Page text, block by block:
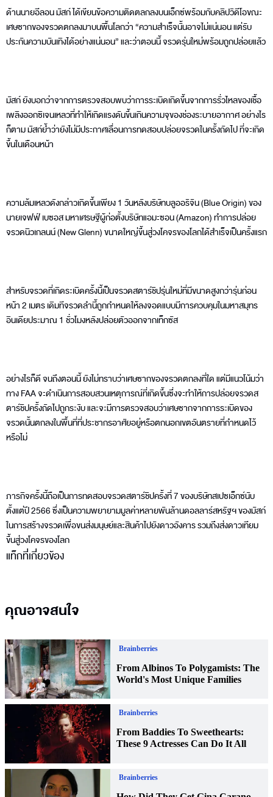
ด้านนายอีลอน มัสก์ ได้เขียนข้อความติดตลกลงบนเอ็กซ์พร้อมกับคลิปวิดีโอขณะ
เศษซากของจรวดตกลงมาบนพื้นโลกว่า “ความสำเร็จนั้นอาจไม่แน่นอน แต่รับ
ประกันความบันเทิงได้อย่างแน่นอน” และว่าตอนนี้ จรวดรุ่นใหม่พร้อมถูกปล่อยแล้ว
มัสก์ ยังบอกว่าจากการตรวจสอบพบว่าการระเบิดเกิดขึ้นจากการรั่วไหลของเชื้อ
เพลิงออกซิเจนเหลวที่ทำให้เกิดแรงดันขึ้นเกินความจุของช่องระบายอากาศ อย่างไร
ก็ตาม มัสก์ย้ำว่ายังไม่มีประกาศเลื่อนการทดสอบปล่อยจรวดในครั้งถัดไป ที่จะเกิด
ขึ้นในเดือนหน้า
ความล้มเหลวดังกล่าวเกิดขึ้นเพียง 1 วันหลังบริษัทบลูออริจิน (Blue Origin) ของ
นายเจฟฟ์ เบซอส มหาเศรษฐีผู้ก่อตั้งบริษัทแอมะซอน (Amazon) ทำการปล่อย
จรวดนิวเกลนน์ (New Glenn) ขนาดใหญ่ขึ้นสู่วงโคจรของโลกได้สำเร็จเป็นครั้งแรก
สำหรับจรวดที่เกิดระเบิดครั้งนี้เป็นจรวดสตาร์ชิปรุ่นใหม่ที่มีขนาดสูงกว่ารุ่นก่อน
หน้า 2 เมตร เดิมทีจรวดลำนี้ถูกกำหนดให้ลงจอดแบบมีการควบคุมในมหาสมุทร
อินเดียประมาณ 1 ชั่วโมงหลังปล่อยตัวออกจากเท็กซัส
อย่างไรก็ดี จนถึงตอนนี้ ยังไม่ทราบว่าเศษซากของจรวดตกลงที่ใด แต่มีแนวโน้มว่า
ทาง FAA จะดำเนินการสอบสวนเหตุการณ์ที่เกิดขึ้นซึ่งจะทำให้การปล่อยจรวดส
ตาร์ชิปครั้งถัดไปถูกระงับ และจะมีการตรวจสอบว่าเศษซากจากการระเบิดของ
จรวดนั้นตกลงในพื้นที่ที่ประชากรอาศัยอยู่หรือตกนอกเขตอันตรายที่กำหนดไว้
หรือไม่
ภารกิจครั้งนี้ถือเป็นการทดสอบจรวดสตาร์ชิปครั้งที่ 7 ของบริษัทสเปซเอ็กซ์นับ
ตั้งแต่ปี 2566 ซึ่งเป็นความพยายามมูลค่าหลายพันล้านดอลลาร์สหรัฐฯ ของมัสก์
ในการสร้างจรวดเพื่อขนส่งมนุษย์และสินค้าไปยังดาวอังคาร รวมถึงส่งดาวเทียม
ขึ้นสู่วงโคจรของโลก
แท็กที่เกี่ยวข้อง
คุณอาจสนใจ